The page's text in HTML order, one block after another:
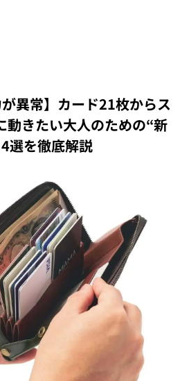
異常】カード21枚からス
動きたい大人のための“新
選を徹底解説